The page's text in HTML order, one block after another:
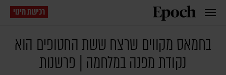
רכישת מינוי
בחמאס מקווים שרצח ששת החטופים הוא
נקודת מפנה במלחמה | פרשנות